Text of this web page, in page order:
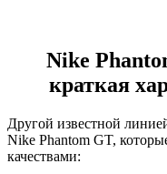
Nike
краткая
Другой известной
Nike Phantom GT,
качествами: